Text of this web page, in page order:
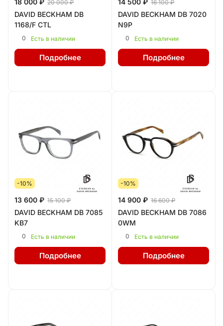
18 000 ₽ 20 000 ₽
DAVID BECKHAM DB
1168/F CTL
0 Есть в наличии
Подробнее
14 500 ₽ 16 100 ₽
DAVID BECKHAM DB 7020
N9P
0 Есть в наличии
Подробнее
-10%
13 600 ₽ 15 100 ₽
DAVID BECKHAM DB 7085
KB7
0 Есть в наличии
Подробнее
-10%
14 900 ₽ 16 600 ₽
DAVID BECKHAM DB 7086
0WM
0 Есть в наличии
Подробнее